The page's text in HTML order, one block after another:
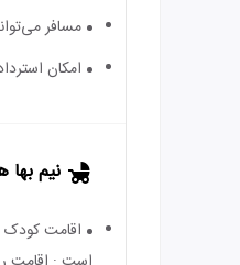
مسافر
امکان
نیم بها